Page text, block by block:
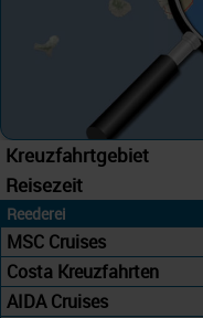
Kreuzfahrtgebiet
Reisezeit
Reederei
MSC Cruises
Costa Kreuzfahrten
AIDA Cruises